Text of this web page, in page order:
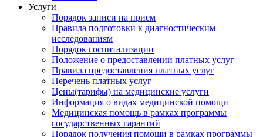
Услуги
Порядок записи на прием
Правила подготовки к диагностическим
исследованиям
Порядок госпитализации
Положение о предоставлении платных услуг
Правила предоставления платных услуг
Перечень платных услуг
Цены(тарифы) на медицинские услуги
Информация о видах медицинской помощи
Медицинская помощь в рамках программы
государственных гарантий
Порядок получения помощи в рамках программы